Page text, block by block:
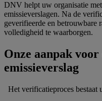
DNV helpt uw organisatie
emissieverslagen. Na de
geverifieerde en betrouwbare
volledigheid te waarborgen.
Onze aanpak
emissieverslag
Het verificatieproces bestaat